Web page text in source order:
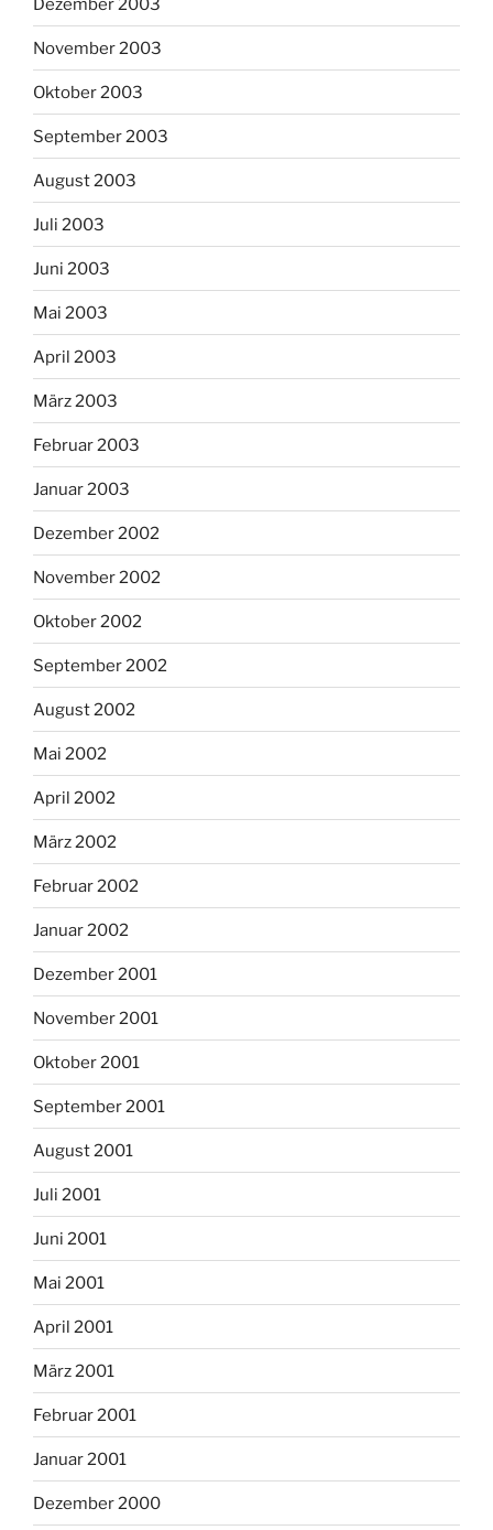
Dezember 2003
November 2003
Oktober 2003
September 2003
August 2003
Juli 2003
Juni 2003
Mai 2003
April 2003
März 2003
Februar 2003
Januar 2003
Dezember 2002
November 2002
Oktober 2002
September 2002
August 2002
Mai 2002
April 2002
März 2002
Februar 2002
Januar 2002
Dezember 2001
November 2001
Oktober 2001
September 2001
August 2001
Juli 2001
Juni 2001
Mai 2001
April 2001
März 2001
Februar 2001
Januar 2001
Dezember 2000